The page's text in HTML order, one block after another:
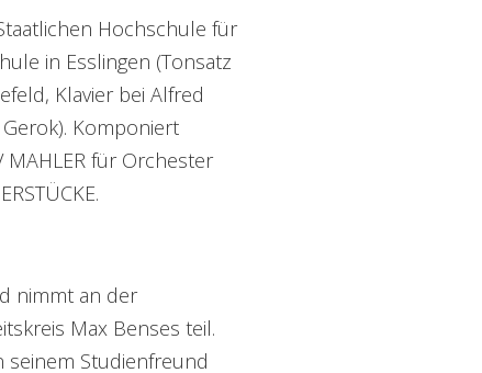
Hochschule für
in Esslingen (Tonsatz
Klavier bei Alfred
Komponiert
MAHLER für Orchester
nimmt an der
Max Benses teil.
seinem Studienfreund